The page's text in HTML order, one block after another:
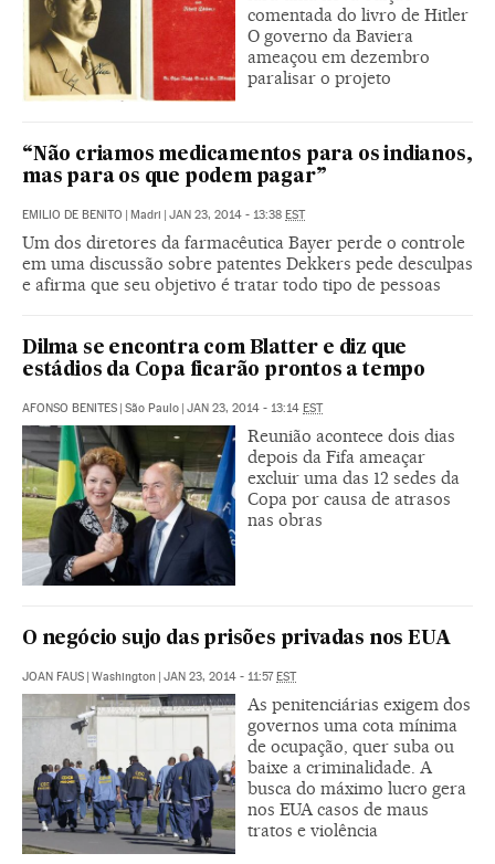
comentada do livro de Hitler
O governo da Baviera
ameaçou em dezembro
paralisar o projeto
“Não criamos medicamentos para os indianos,
mas para os que podem pagar”
EMILIO DE BENITO | Madri | JAN 23, 2014 - 13:38 EST
Um dos diretores da farmacêutica Bayer perde o controle
em uma discussão sobre patentes Dekkers pede desculpas
e afirma que seu objetivo é tratar todo tipo de pessoas
Dilma se encontra com Blatter e diz que
estádios da Copa ficarão prontos a tempo
AFONSO BENITES | São Paulo | JAN 23, 2014 - 13:14 EST
Reunião acontece dois dias
depois da Fifa ameaçar
excluir uma das 12 sedes da
Copa por causa de atrasos
nas obras
O negócio sujo das prisões privadas nos EUA
JOAN FAUS | Washington | JAN 23, 2014 - 11:57EST
As penitenciárias exigem dos
governos uma cota mínima
de ocupação, quer suba ou
baixe a criminalidade. A
busca do máximo lucro gera
nos EUA casos de maus
tratos e violência